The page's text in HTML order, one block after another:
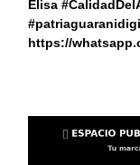
Elisa
https://